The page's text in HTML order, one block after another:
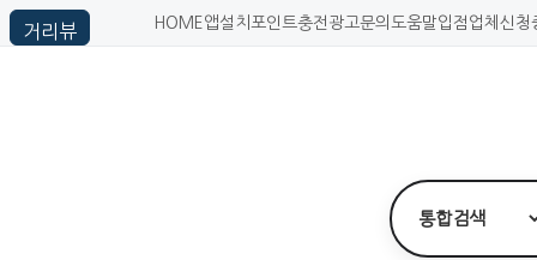
HOME 앱설치 포인트충전 광고문의 도움말입점업체신청